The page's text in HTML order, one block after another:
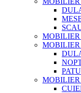
MOBILIER